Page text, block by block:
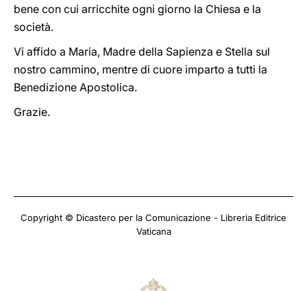
bene con cui arricchite ogni giorno la Chiesa e la
società.
Vi affido a Maria, Madre della Sapienza e Stella sul
nostro cammino, mentre di cuore imparto a tutti la
Benedizione Apostolica.
Grazie.
Copyright © Dicastero per la Comunicazione - Libreria Editrice
Vaticana